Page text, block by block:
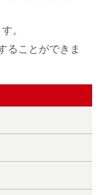
。
ることができま